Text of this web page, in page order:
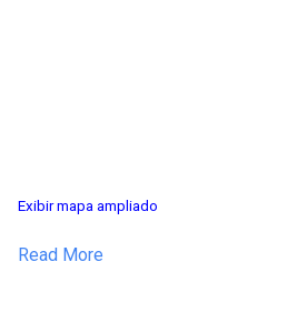
Exibir mapa ampliado
Read More